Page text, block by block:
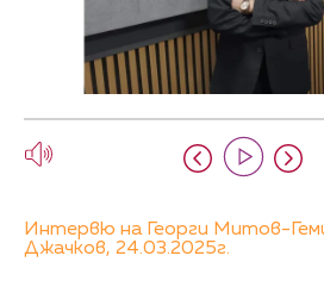
Интервю на Георги Митов-
Джачков, 24.03.2025г.